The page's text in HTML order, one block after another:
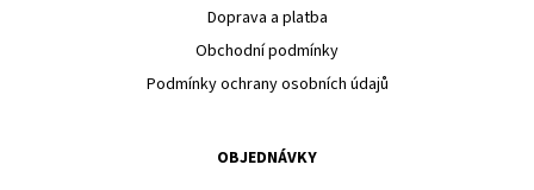
Doprava a platba
Obchodní podmínky
Podmínky ochrany osobních údajů
OBJEDNÁVKY